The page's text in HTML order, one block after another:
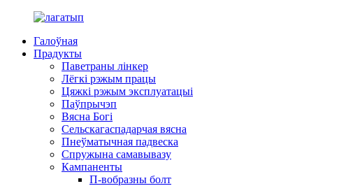
Галоўная
Прадукты
Паветраны лінкер
Лёгкі рэжым працы
Цяжкі рэжым эксплуатацыі
Паўпрычэп
Вясна Богі
Сельскагаспадарчая вясна
Пнеўматычная падвеска
Спружына самавывазу
Кампаненты
П-вобразны болт